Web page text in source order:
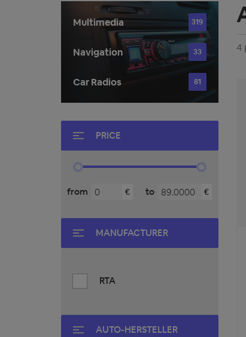
Multimedia 319
Navigation 33
Car Radios 81
PRICE
from € to €
MANUFACTURER
RTA
AUTO-HERSTELLER
4